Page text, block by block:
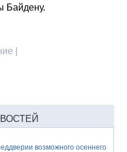
Байдену.
|
возможного осеннего